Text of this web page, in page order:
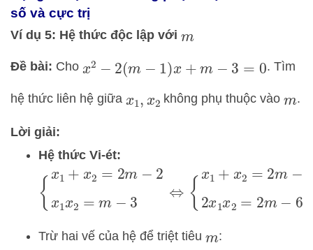
số và cực trị
Ví dụ 5: Hệ thức độc lập với m
Đề bài: Cho x2 −2(m− 1) x+m −3=0 . Tìm
hệ thức liên hệ giữa x1, x2 không phụ thuộc vàom.
Lời giải:
Hệ thức Vi-ét:
x1+ x2=2 m −2x 1x 2 −3⇔ {x 1+ x2 =2m−
Trừ hai vế của hệ để triệt tiêu m: